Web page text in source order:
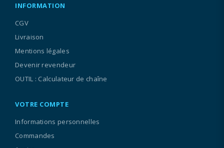
INFORMATION
CGV
Livraison
Mentions légales
Devenir revendeur
OUTIL : Calculateur de chaîne
VOTRE COMPTE
Informations personnelles
Commandes